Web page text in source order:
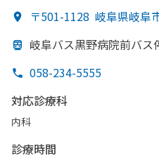
〒501-1128 岐阜県岐阜
岐阜バス黒野病院前バス
058-234-5555
対応診療科
内科
診療時間